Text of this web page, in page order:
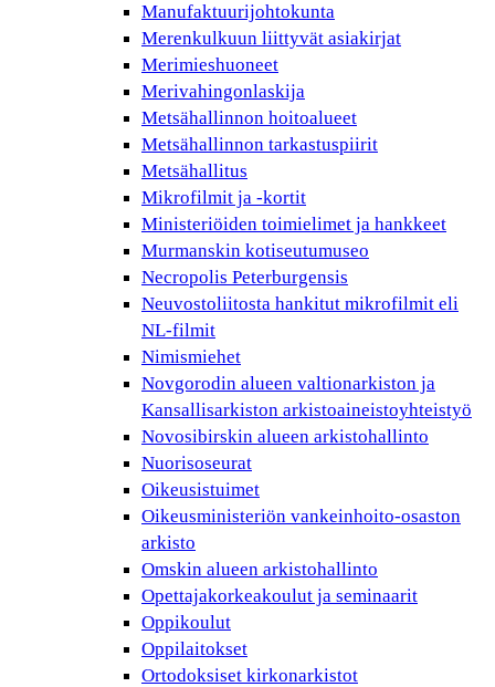
Manufaktuurijohtokunta
Merenkulkuun liittyvät asiakirjat
Merimieshuoneet
Merivahingonlaskija
Metsähallinnon hoitoalueet
Metsähallinnon tarkastuspiirit
Metsähallitus
Mikrofilmit ja -kortit
Ministeriöiden toimielimet ja hankkeet
Murmanskin kotiseutumuseo
Necropolis Peterburgensis
Neuvostoliitosta hankitut mikrofilmit eli
NL-filmit
Nimismiehet
Novgorodin alueen valtionarkiston ja
Kansallisarkiston arkistoaineistoyhteistyö
Novosibirskin alueen arkistohallinto
Nuorisoseurat
Oikeusistuimet
Oikeusministeriön vankeinhoito-osaston
arkisto
Omskin alueen arkistohallinto
Opettajakorkeakoulut ja seminaarit
Oppikoulut
Oppilaitokset
Ortodoksiset kirkonarkistot